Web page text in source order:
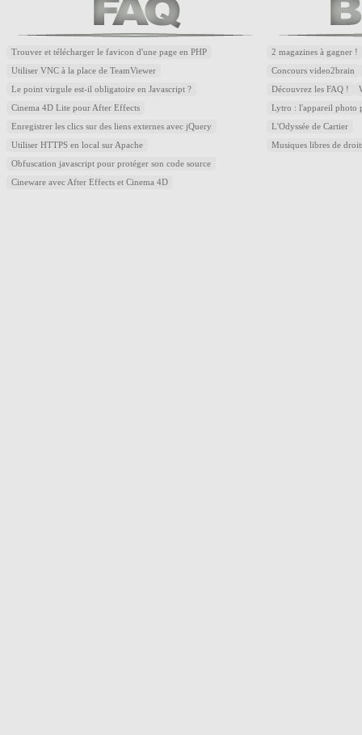
Trouver et télécharger le favicon d'une page en PHP
Utiliser VNC à la place de TeamViewer
Le point virgule est-il obligatoire en Javascript ?
Cinema 4D Lite pour After Effects
Enregistrer les clics sur des liens externes avec jQuery
Utiliser HTTPS en local sur Apache
Obfuscation javascript pour protéger son code source
Cineware avec After Effects et Cinema 4D
2 magazines à gagner !
Concours video2brain
Découvrez les FAQ !
Lytro : l'appareil photo
L'Odyssée de Cartier
Musiques libres de